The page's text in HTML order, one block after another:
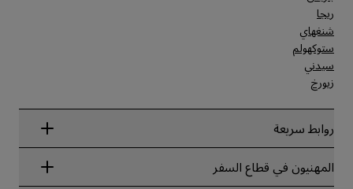
ريجا
شنغهاي
ستوكهولم
سيدني
زيورخ
روابط سريعة
Radisson Rewards
ضمان أفضل سعر حجز عبر الإنترنت
المهنيون في قطاع السفر